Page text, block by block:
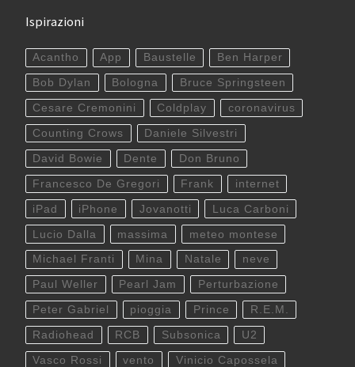
Ispirazioni
Acantho App Baustelle Ben Harper
Bob Dylan Bologna Bruce Springsteen
Cesare Cremonini Coldplay coronavirus
Counting Crows Daniele Silvestri
David Bowie Dente Don Bruno
Francesco De Gregori Frank internet
iPad iPhone Jovanotti Luca Carboni
Lucio Dalla massima meteo montese
Michael Franti Mina Natale neve
Paul Weller Pearl Jam Perturbazione
Peter Gabriel pioggia Prince R.E.M.
Radiohead RCB Subsonica U2
Vasco Rossi vento Vinicio Capossela